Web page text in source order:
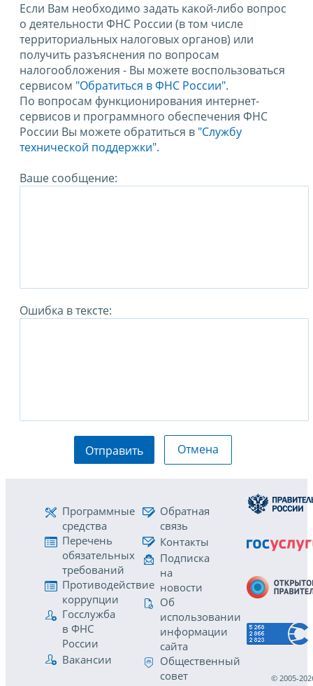
Если Вам необходимо задать какой-либо вопрос
о деятельности ФНС России (в том числе
территориальных налоговых органов) или
получить разъяснения по вопросам
налогообложения - Вы можете воспользоваться
сервисом "Обратиться в ФНС России".
По вопросам функционирования интернет-
сервисов и программного обеспечения ФНС
России Вы можете обратиться в "Службу
технической поддержки".
Ваше сообщение:
Ошибка в тексте:
Отправить Отмена
Программные
средства
Перечень
обязательных
требований
Противодействие
коррупции
Госслужба
в ФНС
России
Вакансии
Обратная
связь
Контакты
Подписка
на
новости
Об
использовании
информации
сайта
Общественный
совет
© 2005-